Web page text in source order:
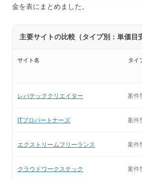
金を表にまとめました。
主要サイトの比較（タイプ別：単価目
サイト名 タイ
レバテッククリエイター 案件
ITプロパートナーズ 案件
エクストリームフリーランス 案件
クラウドワークステック 案件